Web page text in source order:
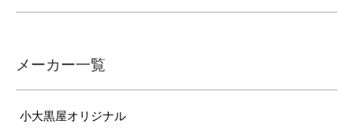
メーカー一覧
小大黒屋オリジナル